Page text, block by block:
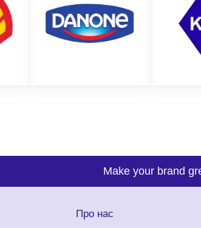
Make your brand
Про нас